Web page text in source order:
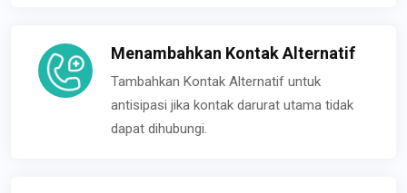
Menambahkan Kontak Alternatif
Tambahkan Kontak Alternatif untuk
antisipasi jika kontak darurat utama tidak
dapat dihubungi.